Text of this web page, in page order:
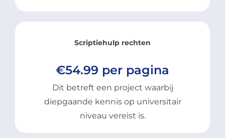
Scriptiehulp rechten
€54.99 per pagina
Dit betreft een project waarbij
diepgaande kennis op universitair
niveau vereist is.